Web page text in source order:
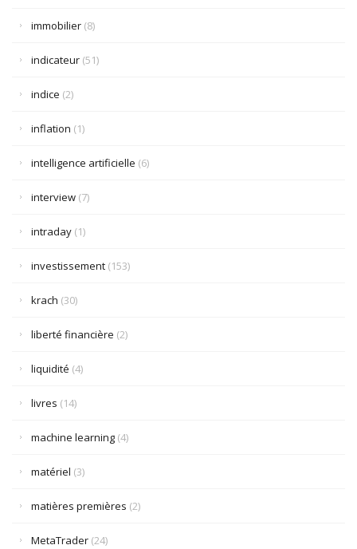
immobilier (8)
indicateur (51)
indice (2)
inflation (1)
intelligence artificielle (6)
interview (7)
intraday (1)
investissement (153)
krach (30)
liberté financière (2)
liquidité (4)
livres (14)
machine learning (4)
matériel (3)
matières premières (2)
MetaTrader (24)